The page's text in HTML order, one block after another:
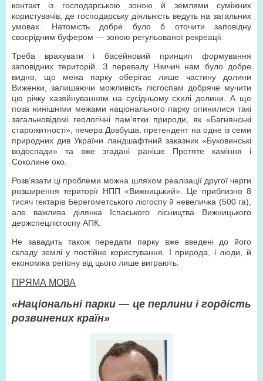
контакт із господарською зоною й землями суміжних
користувачів, де господарську діяльність ведуть на загальних
умовах. Натомість добре було б оточити заповідну
своєрідним буфером — зоною регульованої рекреації.
Треба врахувати і басейновий принцип формування
заповідних територій. З перевалу Німчич нам було добре
видно, що межа парку оберігає лише частину долини
Виженки, залишаючи можливість лісгоспам добряче мучити
цю річку хазяйнуванням на сусідньому схилі долини. А ще
поза нинішніми межами національного парку опинилися такі
загальновідомі геологічні пам’ятки природи, як «Багнянські
старожитності», печера Довбуша, претендент на одне із семи
природних див України ландшафтний заказник «Буковинські
водоспади» та вже згадані раніше Протяте каміння і
Соколине око.
Розв’язати ці проблеми можна шляхом реалізації другої черги
розширення території НПП «Вижницький». Це приблизно 8
тисяч гектарів Берегометського лісгоспу й невеличка (500 га),
але важлива ділянка Іспаського лісництва Вижницького
держспецлісгоспу АПК.
Не завадить також передати парку вже введені до його
складу землі у постійне користування. І природа, і люди, й
економіка регіону від цього лише виграють.
ПРЯМА МОВА
«Національні парки — це перлини і гордість
розвинених країн»